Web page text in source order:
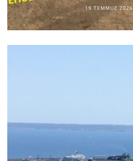
19 TEMMUZ 2026